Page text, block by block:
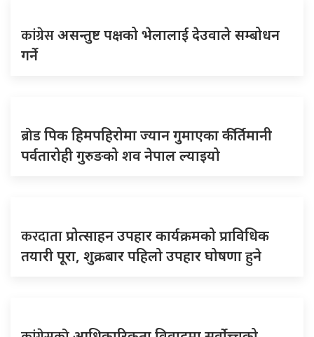
कांग्रेसअसन्तुष्ट पक्षको भेलालाई देउवाले सम्बोधन
गर्ने
ब्रोडपिक हिमपहिरोमा ज्यान गुमाएका कीर्तिमानी
पर्वतारोही गुरुङको शव नेपाल ल्याइयो
करदाताप्रोत्साहन उपहार कार्यक्रमको प्राविधिक
तयारी पूरा, शुक्रबार पहिलो उपहार घोषणा हुने